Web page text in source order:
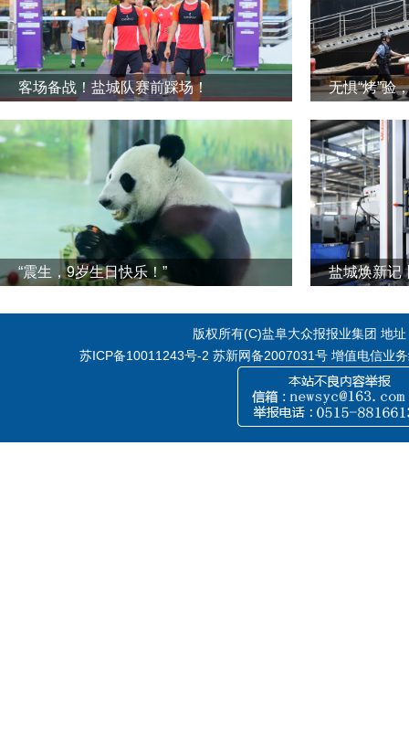
客场备战！盐城队赛前踩场！ 无惧“烤”验
“震生，9岁生日快乐！”
版权所有(C)盐阜大众报报业集团 地
苏ICP备10011243号-2 苏新网备2007031号 增值电信业